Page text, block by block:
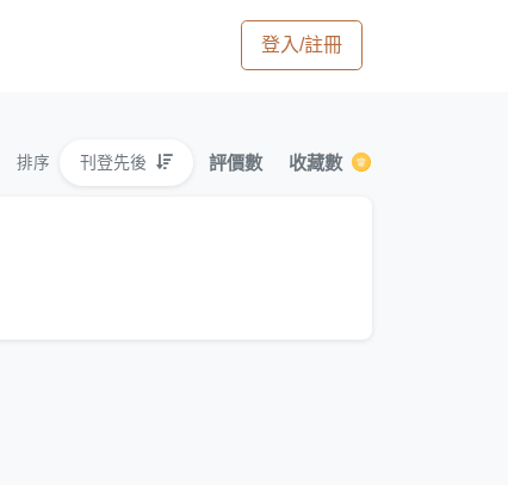
登入/註冊
排序 刊登先後 評價數 收藏數